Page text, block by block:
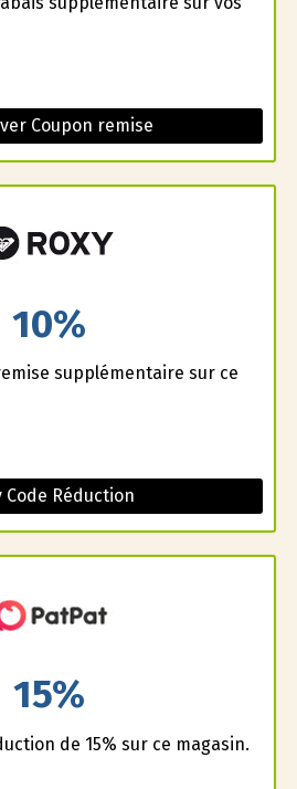
Coupon remise
10%
supplémentaire sur ce
Code Réduction
15%
de 15% sur ce magasin.